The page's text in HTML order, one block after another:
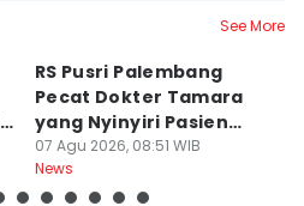
See More
RS Pusri Palembang
Pecat Dokter Tamara
yang Nyinyiri Pasien
Yurizal
07 Agu 2026, 08:51 WIB
News